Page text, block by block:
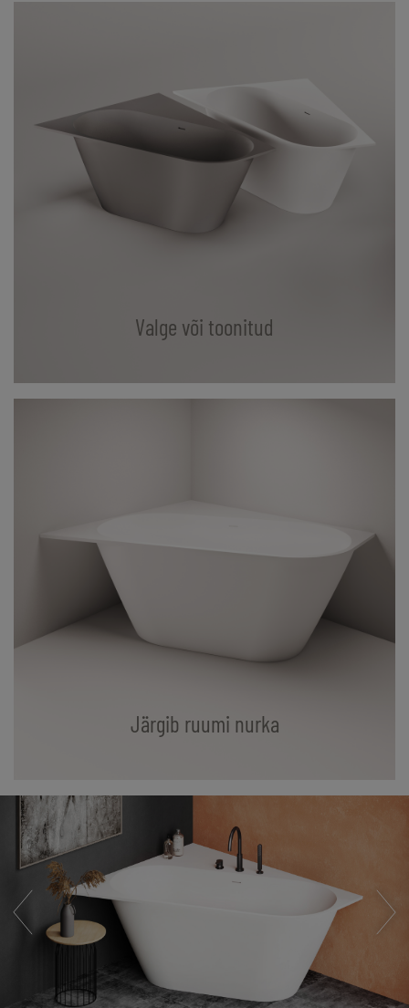
Valge või toonitud
Järgib ruumi nurka